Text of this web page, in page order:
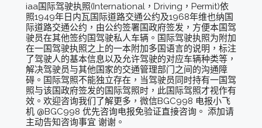
iaa国际驾驶执照(International，Driving，Permit)依
照1949年日内瓦国际道路交通公约及1968年维也纳国
际道路交通公约，由公约签署国政府签发，方便本国驾
驶员在其他签约国驾驶私人车辆。国际驾驶执照为附加
在一国驾驶执照之上的一本附加多国语言的说明，标注
了驾驶人的基本信息以及允许驾驶的对应车辆种类等，
解决驾驶员与其他国家的交通管理部门之间的沟通障
碍。国际驾照不能独立存在，当驾驶员同时持有一国驾
照与该国政府签发的国际驾照时，此国际驾照才视作有
效。欢迎咨询我们了解更多，微信BGC998 电报小飞
机 @BGC998 优先咨询电报免验证直接咨询。 添加请
主动告知咨询事宜 谢谢。